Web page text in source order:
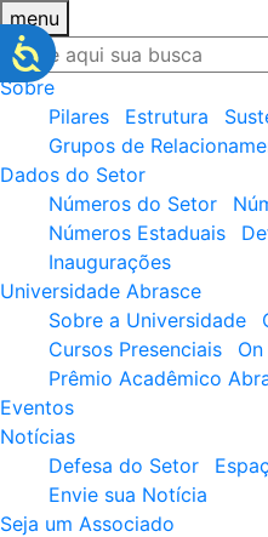
menu
Sobre
Pilares
Estrutura
Grupos de
Dados do Setor
Números do Setor
Números Estaduais
Inaugurações
Universidade Abrasce
Sobre a Universidade
Cursos Presenciais
Prêmio Acadêmico
Eventos
Notícias
Defesa do Setor
Envie sua Notícia
Seja um Associado